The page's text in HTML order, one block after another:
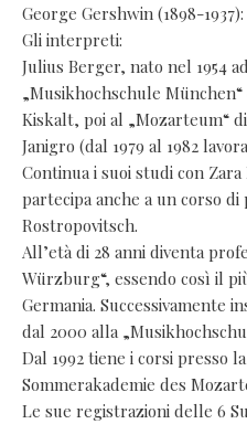
George Gershwin (1898-
Gli interpreti:
Julius Berger, nato nel 1954
„Musikhochschule
Kiskalt, poi al „Mozarteum“
Janigro (dal 1979 al 1982
Continua i suoi studi con
partecipa anche a un corso
Rostropovitsch.
All’età di 28 anni diventa
Würzburg“, essendo così il
Germania. Successivamente
dal 2000 alla
Dal 1992 tiene i corsi presso
Sommerakademie des
Le sue registrazioni delle 6